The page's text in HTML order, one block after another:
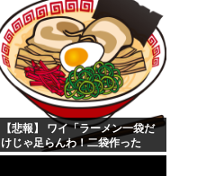
【悲報】 ワイ「ラーメン一袋だ
けじゃ足らんわ！二袋作った
ろ！」→結果ｗｗｗ